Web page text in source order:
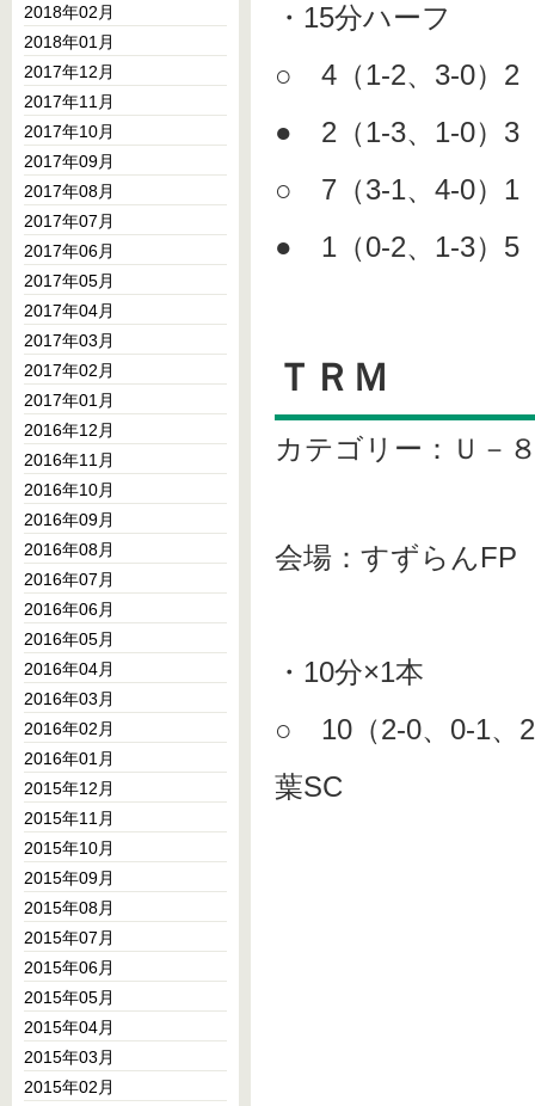
・15分ハーフ
○ 4（1-2、3-0）2
● 2（1-3、1-0）3
○ 7（3-1、4-0）1
● 1（0-2、1-3）5
ＴＲＭ
カテゴリー：Ｕ－
会場：すずらんFP
・10分×1本
○ 10（2-0、0-1、
葉SC
2018年02月
2018年01月
2017年12月
2017年11月
2017年10月
2017年09月
2017年08月
2017年07月
2017年06月
2017年05月
2017年04月
2017年03月
2017年02月
2017年01月
2016年12月
2016年11月
2016年10月
2016年09月
2016年08月
2016年07月
2016年06月
2016年05月
2016年04月
2016年03月
2016年02月
2016年01月
2015年12月
2015年11月
2015年10月
2015年09月
2015年08月
2015年07月
2015年06月
2015年05月
2015年04月
2015年03月
2015年02月